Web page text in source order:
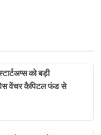
को बड़ी
वेंचर कैपिटल फंड से